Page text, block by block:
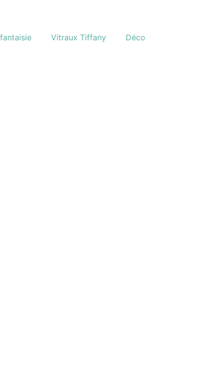
Vitraux Tiffany Déco